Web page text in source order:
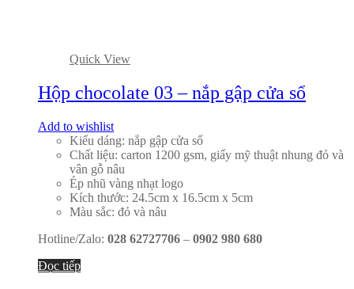
Quick View
Hộp chocolate 03 – nắp gập cửa sổ
Add to wishlist
Kiểu dáng: nắp gập cửa sổ
Chất liệu: carton 1200 gsm, giấy mỹ thuật nhung đỏ và
vân gỗ nâu
Ép nhũ vàng nhạt logo
Kích thước: 24.5cm x 16.5cm x 5cm
Màu sắc: đỏ và nâu
Hotline/Zalo: 028 62727706 – 0902 980 680
Đọc tiếp